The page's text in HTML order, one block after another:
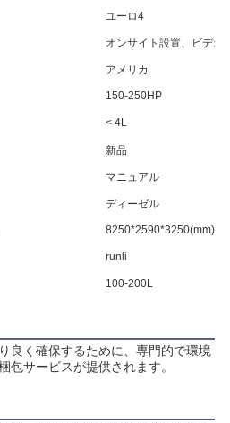
ユーロ4
オンサイト設置、ビデオ
アメリカ
150-250HP
< 4L
新品
マニュアル
ディーゼル
8250*2590*3250(mm)
runli
100-200L
良く確保するために、専門的で環境
包サービスが提供されます。